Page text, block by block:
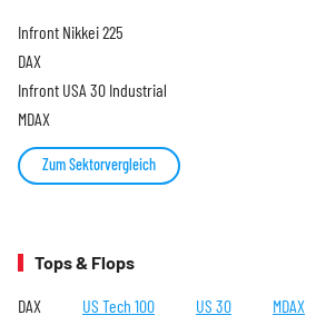
Infront Nikkei 225
DAX
Infront USA 30 Industrial
MDAX
Zum Sektorvergleich
Tops & Flops
DAX US Tech 100 US 30 MDAX